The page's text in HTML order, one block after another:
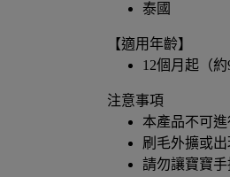
泰國
【適用年齡】
12個月起（約
注意事項
本產品不可
刷毛外擴或
請勿讓寶寶手